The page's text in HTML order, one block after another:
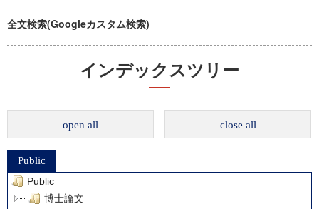
全文検索(Googleカスタム検索)
インデックスツリー
open all close all
Public
Public
博士論文